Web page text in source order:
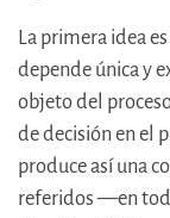
La primera idea
depende única y
objeto del
de decisión en el
produce así una
referidos —en